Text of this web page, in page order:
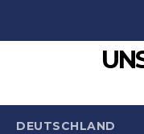
DEUTSCHLAND